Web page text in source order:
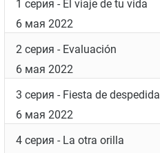
1 серия - El viaje de tu vida
6 мая 2022
2 серия - Evaluación
6 мая 2022
3 серия - Fiesta de despedida
6 мая 2022
4 серия - La otra orilla